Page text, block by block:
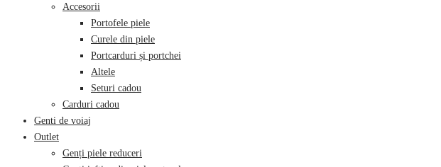
Accesorii
Portofele piele
Curele din piele
Portcarduri și portchei
Altele
Seturi cadou
Carduri cadou
Genti de voiaj
Outlet
Genți piele reduceri